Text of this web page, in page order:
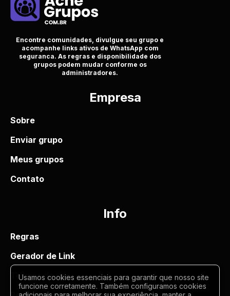
Encontre comunidades, divulgue seu grupo e
acompanhe links ativos de WhatsApp com
seguranca. As regras e disponibilidade dos
grupos podem mudar conforme os
administradores.
Empresa
Sobre
Enviar grupo
Meus grupos
Contato
Info
Regras
Gerador de Link
Termos de uso
Usamos cookies essenciais para garantir que nosso site
funcione corretamente. Também configuramos cookies